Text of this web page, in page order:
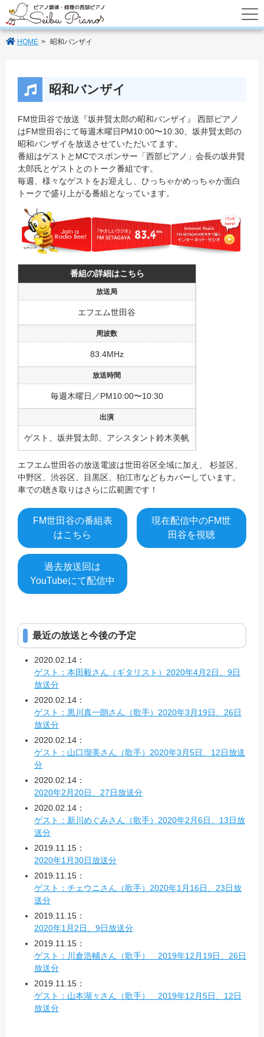
あなたのパートナーの西部ピアノでは調
HOME 昭和バンザイ
昭和バンザイ
FM世田谷で放送『坂井賢太郎の昭和バンザイ』 西部ピアノ
はFM世田谷にて毎週木曜日PM10:00〜10:30、坂井賢太郎の
昭和バンザイを放送させていただいてます。
番組はゲストとMCでスポンサー「西部ピアノ」会長の坂井賢
太郎氏とゲストとのトーク番組です。
毎週、様々なゲストをお迎えし、 ひっちゃかめっちゃか面白
トークで盛り上がる番組 となっています。
番組の詳細はこちら
エフエム世田谷
83.4MHz
毎週木曜日／PM10:00〜10:30
ゲスト、坂井賢太郎、アシスタント鈴木美帆
エフエム世田谷の放送電波は世田谷区全域に加え、 杉並区、
中野区、渋谷区、目黒区、狛江市などもカバーしています。
車での聴き取りはさらに広範囲です！
FM世田谷の番組表
はこちら
現在配信中のFM世
田谷を視聴
過去放送回は
YouTubeにて配信中
最近の放送と今後の予定
2020.02.14：
ゲスト：本田毅さん（ギタリスト）2020年4月2日、9日
放送分
2020.02.14：
ゲスト：黒川真一朗さん（歌手）2020年3月19日、26日
放送分
2020.02.14：
ゲスト：山口瑠美さん（歌手）2020年3月5日、12日放送
分
2020.02.14：
2020年2月20日、27日放送分
2020.02.14：
ゲスト：新川めぐみさん（歌手）2020年2月6日、13日放
送分
2019.11.15：
2020年1月30日放送分
2019.11.15：
ゲスト：チェウニさん（歌手）2020年1月16日、23日放
送分
2019.11.15：
2020年1月2日、9日放送分
2019.11.15：
ゲスト：川倉浩輔さん（歌手） 2019年12月19日、26日
放送分
2019.11.15：
ゲスト：山本湖々さん（歌手） 2019年12月5日、12日
放送分